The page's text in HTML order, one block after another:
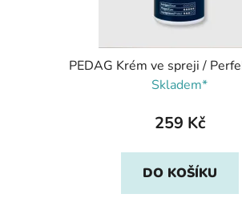
PEDAG Krém ve spreji /
Skladem*
259 Kč
DO KOŠÍKU